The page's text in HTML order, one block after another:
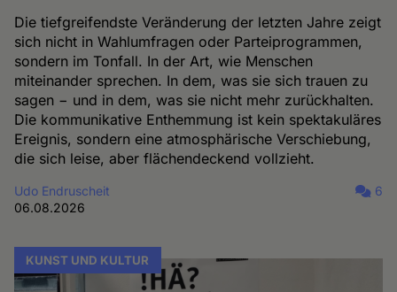
Die tiefgreifendste Veränderung der letzten Jahre zeigt
sich nicht in Wahlumfragen oder Parteiprogrammen,
sondern im Tonfall. In der Art, wie Menschen
miteinander sprechen. In dem, was sie sich trauen zu
sagen − und in dem, was sie nicht mehr zurückhalten.
Die kommunikative Enthemmung ist kein spektakuläres
Ereignis, sondern eine atmosphärische Verschiebung,
die sich leise, aber flächendeckend vollzieht.
Udo Endruscheit
06.08.2026
6
KUNST UND KULTUR